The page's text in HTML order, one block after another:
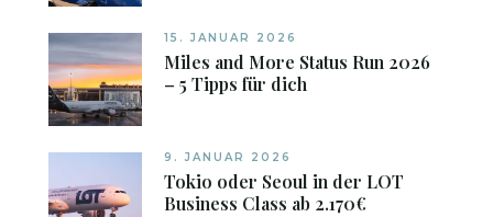
15. JANUAR 2026
Miles and More Status Run 2026
– 5 Tipps für dich
9. JANUAR 2026
Tokio oder Seoul in der LOT
Business Class ab 2.170€